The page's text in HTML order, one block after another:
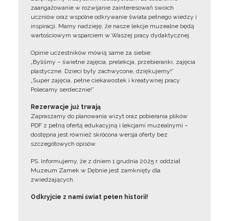
zaangażowanie w rozwijanie zainteresowań swoich
uczniów oraz wspólne odkrywanie świata pełnego wiedzy i
inspiracji. Mamy nadzieję, że nasze lekcje muzealne będą
wartościowym wsparciem w Waszej pracy dydaktycznej.
Opinie uczestników mówią same za siebie:
„Byliśmy – świetne zajęcia, prelekcja, przebieranki, zajęcia
plastyczne. Dzieci były zachwycone, dziękujemy!”
„Super zajęcia, pełne ciekawostek i kreatywnej pracy.
Polecamy serdecznie!”
Rezerwacje już trwają
Zapraszamy do planowania wizyt oraz pobierania plików
PDF z pełną ofertą edukacyjną i lekcjami muzealnymi –
dostępna jest również skrócona wersja oferty bez
szczegółowych opisów.
PS. Informujemy, że z dniem 1 grudnia 2025 r. oddział
Muzeum Zamek w Dębnie jest zamknięty dla
zwiedzających.
Odkryjcie z nami świat pełen historii!